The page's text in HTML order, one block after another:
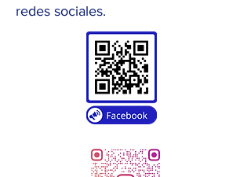
redes sociales.